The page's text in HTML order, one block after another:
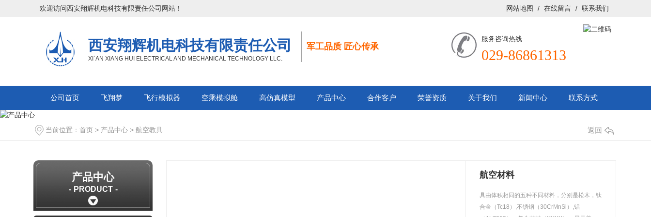
欢迎访问西安翔辉机电科技有限责任公司网站！ 网站地图 / 在线留言 / 联系我们
西安翔辉机电科技有限责任公司
XI`AN XIANG HUI ELECTRICAL AND MECHANICAL TECHNOLOGY LLC.
军工品质 匠心传承
服务咨询热线
029-86861313
公司首页 飞翔梦 飞行模拟器 空乘模拟舱 高仿真模型 产品中心 合作客户 荣誉资质 关于我们 新闻中心 联系方式
当前位置： 首页 > 产品中心 > 航空教具 返回
产品中心
PRODUCT
航空材料
具由体积相同的五种不同材料，分别是松木，钛
合金（Tc18）,不锈钢（30CrMnSi）,铝